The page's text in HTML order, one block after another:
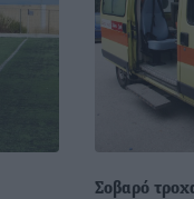
Σοβαρό